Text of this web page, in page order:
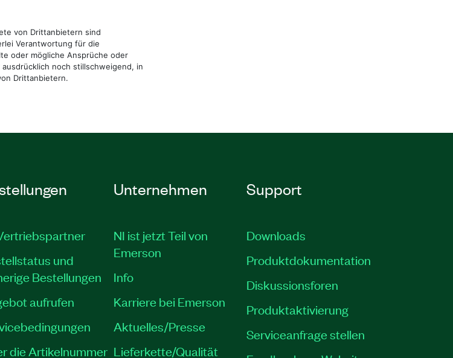
von Drittanbietern sind
Verantwortung für die
oder mögliche Ansprüche oder
noch stillschweigend, in
Drittanbietern.
und
Bestellungen
aufrufen
die Artikelnummer
Unternehmen
NI ist jetzt Teil von
Emerson
Info
Karriere bei Emerson
Aktuelles/Presse
Lieferkette/Qualität
Support
Downloads
Produktdokumentation
Diskussionsforen
Produktaktivierung
Serviceanfrage stellen